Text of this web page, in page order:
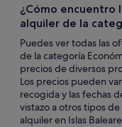
¿Cómo encuentro
alquiler de la
Puedes ver todas las
de la categoría
precios de diversos
Los precios pueden
recogida y las fechas
vistazo a otros tipos
alquiler en Islas